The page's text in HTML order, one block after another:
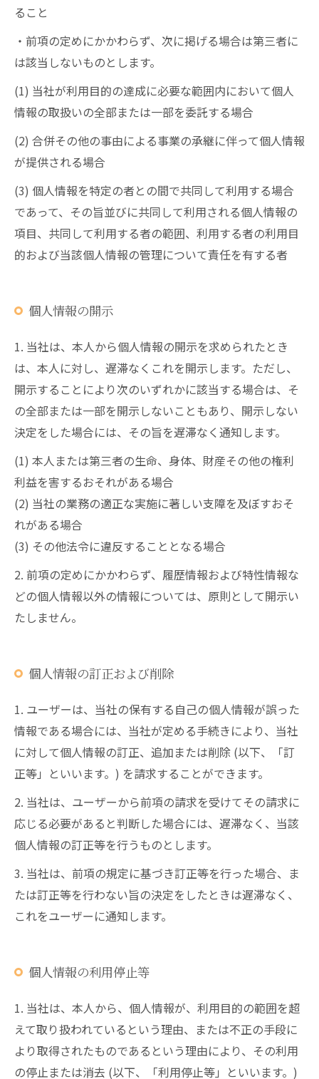
ること
・前項の定めにかかわらず、次に掲げる場合は第三者に
は該当しないものとします。
(1) 当社が利用目的の達成に必要な範囲内において個人
情報の取扱いの全部または一部を委託する場合
(2) 合併その他の事由による事業の承継に伴って個人情報
が提供される場合
(3) 個人情報を特定の者との間で共同して利用する場合
であって、その旨並びに共同して利用される個人情報の
項目、共同して利用する者の範囲、利用する者の利用目
的および当該個人情報の管理について責任を有する者
個人情報の開示
1. 当社は、本人から個人情報の開示を求められたとき
は、本人に対し、遅滞なくこれを開示します。ただし、
開示することにより次のいずれかに該当する場合は、そ
の全部または一部を開示しないこともあり、開示しない
決定をした場合には、その旨を遅滞なく通知します。
(1) 本人または第三者の生命、身体、財産その他の権利
利益を害するおそれがある場合
(2) 当社の業務の適正な実施に著しい支障を及ぼすおそ
れがある場合
(3) その他法令に違反することとなる場合
2. 前項の定めにかかわらず、履歴情報および特性情報な
どの個人情報以外の情報については、原則として開示い
たしません。
個人情報の訂正および削除
1. ユーザーは、当社の保有する自己の個人情報が誤った
情報である場合には、当社が定める手続きにより、当社
に対して個人情報の訂正、追加または削除 (以下、「訂
正等」といいます。) を請求することができます。
2. 当社は、ユーザーから前項の請求を受けてその請求に
応じる必要があると判断した場合には、遅滞なく、当該
個人情報の訂正等を行うものとします。
3. 当社は、前項の規定に基づき訂正等を行った場合、ま
たは訂正等を行わない旨の決定をしたときは遅滞なく、
これをユーザーに通知します。
個人情報の利用停止等
1. 当社は、本人から、個人情報が、利用目的の範囲を超
えて取り扱われているという理由、または不正の手段に
より取得されたものであるという理由により、その利用
の停止または消去 (以下、「利用停止等」といいます。)